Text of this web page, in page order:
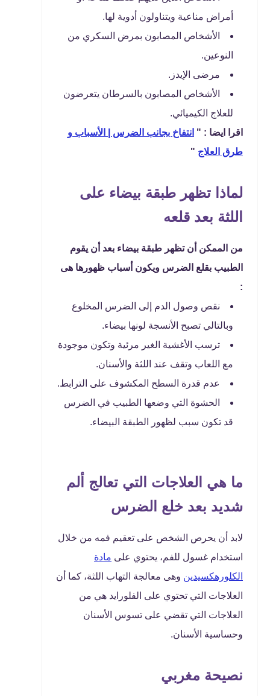
أمراض مناعية ويتناولون أدوية لها.
الأشخاص المصابون بمرض السكري من
النوعين.
مرضى الإيدز.
الأشخاص المصابون بالسرطان يتعرضون
للعلاج الكيميائي.
اقرا ايضا : " انتفاخ بجانب الضرس | الأسباب و
طرق العلاج "
لماذا تظهر طبقة بيضاء على
اللثة بعد قلعه
من الممكن أن تظهر طبقة بيضاء بعد أن يقوم
الطبيب بقلع الضرس ويكون أسباب ظهورها هى
:
نقص وصول الدم إلى الضرس المخلوع
وبالتالي تصبح الأنسجة لونها بيضاء.
ترسب الأغشية الغير مرئية وتكون موجودة
مع اللعاب وتقف عند اللثة والأسنان.
عدم قدرة السطح المكشوف على الترابط.
الحشوة التي وضعها الطبيب في الضرس
قد تكون سبب لظهور الطبقة البيضاء.
ما هي العلاجات التي تعالج ألم
شديد بعد خلع الضرس
لابد أن يحرص الشخص على تعقيم فمه من خلال
استخدام غسول للفم، يحتوي على مادة
الكلورهكسيدين وهى معالجة التهاب اللثة، كما أن
العلاجات التي تحتوي على الفلورايد هي من
العلاجات التي تقضي على تسوس الأسنان
وحساسية الأسنان.
نصيحة مغربي